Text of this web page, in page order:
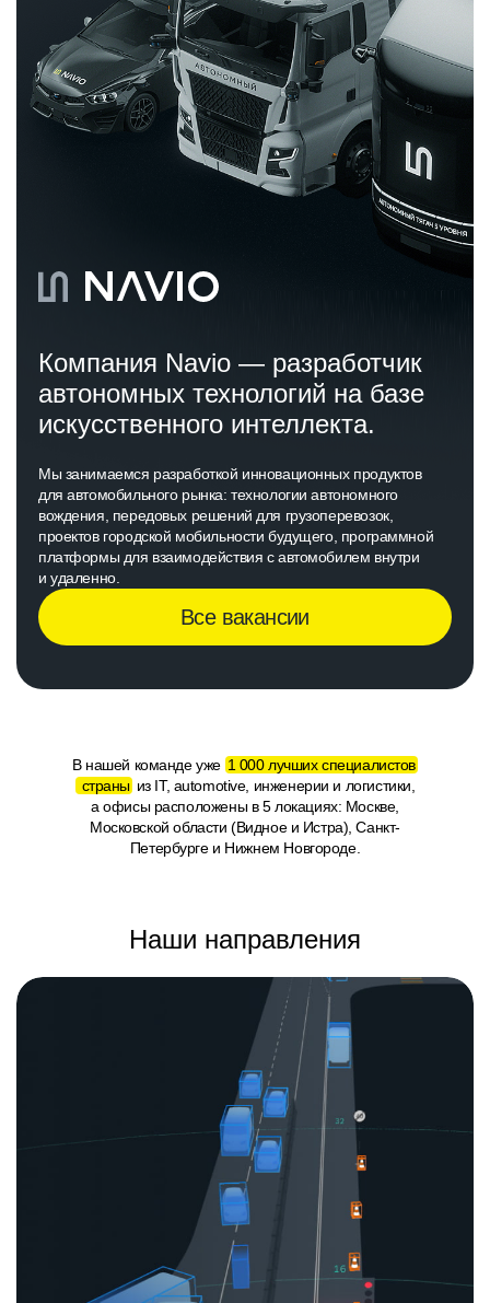
Компания Navio — разработчик
автономных технологий на базе
искусственного интеллекта.
Мы занимаемся разработкой инновационных продуктов
для автомобильного рынка: технологии автономного
вождения, передовых решений для грузоперевозок,
проектов городской мобильности будущего, программной
платформы для взаимодействия с автомобилем внутри
и удаленно.
Все вакансии
В нашей команде уже 1 000 лучших специалистов
страны из IT, automotive, инженерии и логистики,
а офисы расположены в 5 локациях: Москве,
Московской области (Видное и Истра), Санкт-
Петербурге и Нижнем Новгороде.
Наши направления